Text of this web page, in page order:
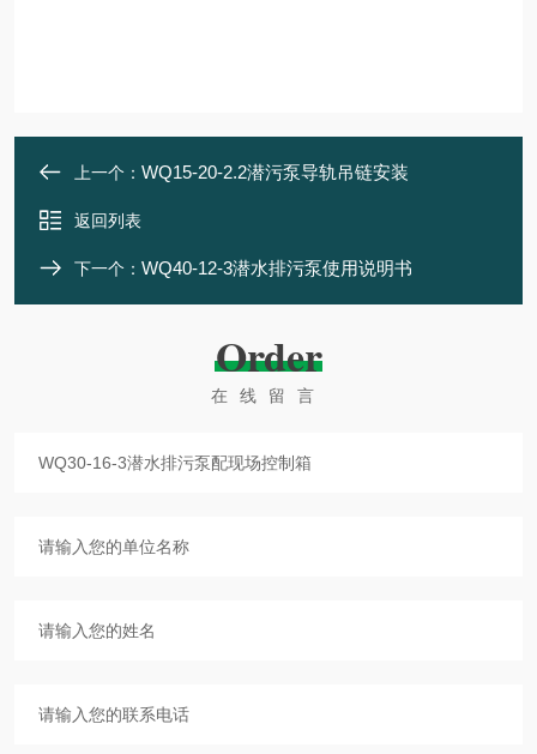
上一个： WQ15-20-2.2潜污泵导轨吊链安装
返回列表
下一个： WQ40-12-3潜水排污泵使用说明书
Order
在线留言